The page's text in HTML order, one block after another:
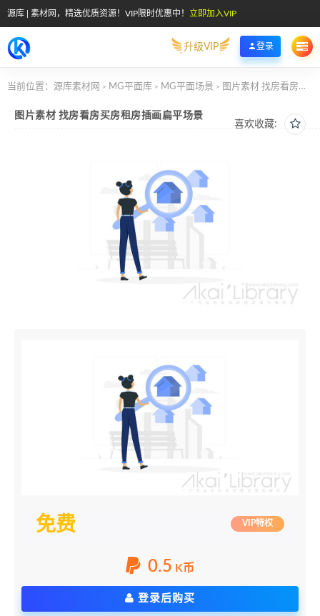
源库 | 素材网，精选优质资源！VIP限时优惠中！ 立即加入VIP
升级VIP 登录
当前位置： 源库素材网 > MG平面库 > MG平面场景 > 图片素材 找房看房买房租房插画扁平场景
喜欢收藏:
图片素材 找房看房买房租房插画扁平场景
免费 VIP特权
0.5 K币
登录后购买